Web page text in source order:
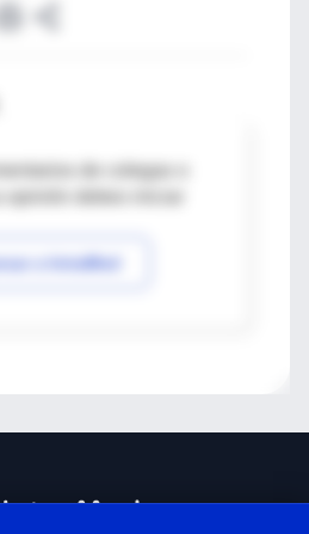
de colegas o
a IntraMed